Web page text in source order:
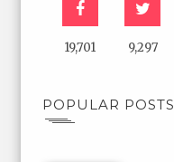
19,701 9,297
POPULAR POSTS